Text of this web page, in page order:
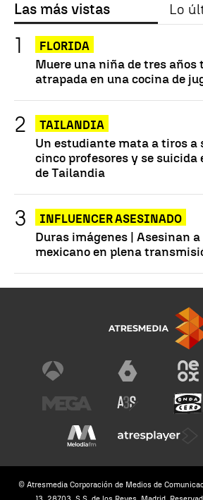
Las más vistas Lo
FLORIDA
Muere una niña de tres años
atrapada en una cocina de
TAILANDIA
Un estudiante mata a tiros a
cinco profesores y se suicida
de Tailandia
INFLUENCER ASESINADO
Duras imágenes | Asesinan
mexicano en plena
© Atresmedia Corporación de Medios de